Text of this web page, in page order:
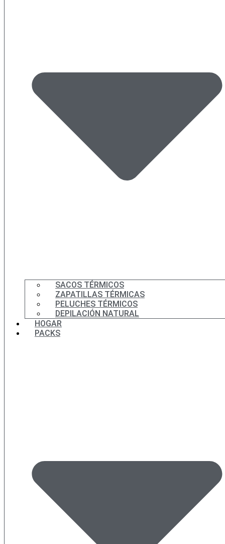
SACOS TÉRMICOS
ZAPATILLAS TÉRMICAS
PELUCHES TÉRMICOS
DEPILACIÓN NATURAL
HOGAR
PACKS